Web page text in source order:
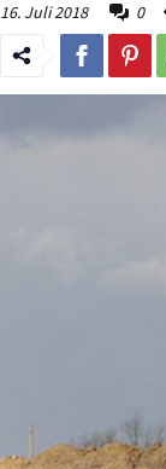
16. Juli 2018
0